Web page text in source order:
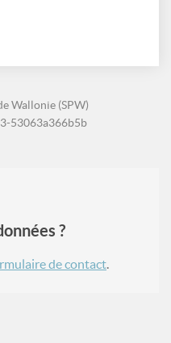
Wallonie (SPW)
53063a366b5b
?
de contact.